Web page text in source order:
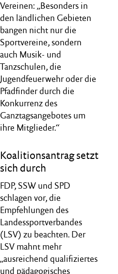
Vereinen: „Besonders in
den ländlichen Gebieten
bangen nicht nur die
Sportvereine, sondern
auch Musik- und
Tanzschulen, die
Jugendfeuerwehr oder die
Pfadfinder durch die
Konkurrenz des
Ganztagsangebotes um
ihre Mitglieder.“
Koalitionsantrag setzt
sich durch
FDP, SSW und SPD
schlagen vor, die
Empfehlungen des
Landessportverbandes
(LSV) zu beachten. Der
LSV mahnt mehr
„ausreichend qualifiziertes
und pädagogisches